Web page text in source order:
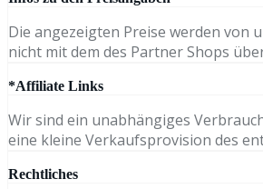
Die angezeigten Preise werden von
nicht mit dem des Partner Shops
*Affiliate Links
Wir sind ein unabhängiges
eine kleine Verkaufsprovision des
Rechtliches